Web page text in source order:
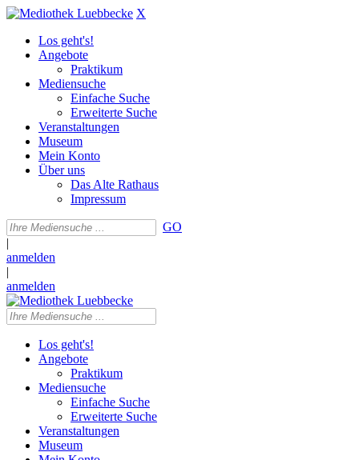
X
Los geht's!
Angebote
Praktikum
Mediensuche
Einfache Suche
Erweiterte Suche
Veranstaltungen
Museum
Mein Konto
Über uns
Das Alte Rathaus
Impressum
GO
|
anmelden
|
anmelden
Los geht's!
Angebote
Praktikum
Mediensuche
Einfache Suche
Erweiterte Suche
Veranstaltungen
Museum